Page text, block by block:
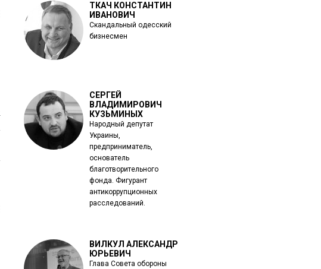
ТКАЧ КОНСТАНТИН
ИВАНОВИЧ
Скандальный одесский
бизнесмен
СЕРГЕЙ
ВЛАДИМИРОВИЧ
КУЗЬМИНЫХ
Народный депутат
Украины,
предприниматель,
основатель
благотворительного
фонда. Фигурант
антикоррупционных
расследований.
ВИЛКУЛ АЛЕКСАНДР
ЮРЬЕВИЧ
Глава Совета обороны